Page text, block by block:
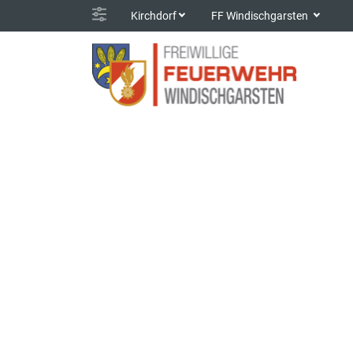
Kirchdorf FF Windischgarsten